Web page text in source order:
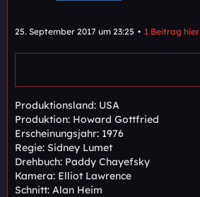
25. September 2017 um 23:25 1 Beitrag hier
Produktionsland: USA
Produktion: Howard Gottfried
Erscheinungsjahr: 1976
Regie: Sidney Lumet
Drehbuch: Paddy Chayefsky
Kamera: Elliot Lawrence
Schnitt: Alan Heim